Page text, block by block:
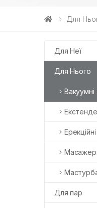
Для
Для Неї
Для Нього
Для пар